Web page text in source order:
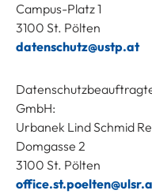
Campus-Platz 1
3100 St. Pölten
datenschutz@ustp.at
GmbH:
Urbanek Lind Schmid
Domgasse 2
3100 St. Pölten